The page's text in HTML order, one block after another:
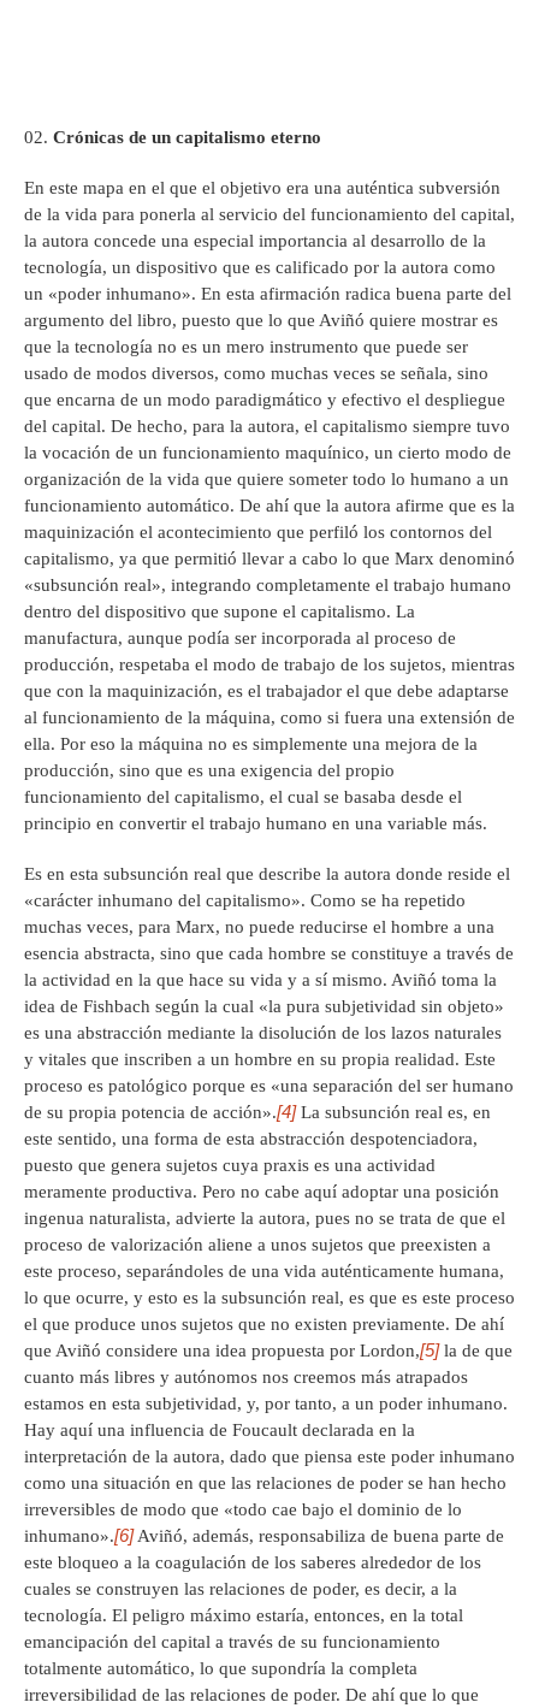
Crónicas de un capitalismo eterno
En este mapa en el que el objetivo era una auténtica subversión
de la vida para ponerla al servicio del funcionamiento del capital,
la autora concede una especial importancia al desarrollo de la
tecnología, un dispositivo que es calificado por la autora como
un «poder inhumano». En esta afirmación radica buena parte del
argumento del libro, puesto que lo que Aviñó quiere mostrar es
que la tecnología no es un mero instrumento que puede ser
usado de modos diversos, como muchas veces se señala, sino
que encarna de un modo paradigmático y efectivo el despliegue
del capital. De hecho, para la autora, el capitalismo siempre tuvo
la vocación de un funcionamiento maquínico, un cierto modo de
organización de la vida que quiere someter todo lo humano a un
funcionamiento automático. De ahí que la autora afirme que es la
maquinización el acontecimiento que perfiló los contornos del
capitalismo, ya que permitió llevar a cabo lo que Marx denominó
«subsunción real», integrando completamente el trabajo humano
dentro del dispositivo que supone el capitalismo. La
manufactura, aunque podía ser incorporada al proceso de
producción, respetaba el modo de trabajo de los sujetos, mientras
que con la maquinización, es el trabajador el que debe adaptarse
al funcionamiento de la máquina, como si fuera una extensión de
ella. Por eso la máquina no es simplemente una mejora de la
producción, sino que es una exigencia del propio
funcionamiento del capitalismo, el cual se basaba desde el
principio en convertir el trabajo humano en una variable más.
Es en esta subsunción real que describe la autora donde reside el
«carácter inhumano del capitalismo». Como se ha repetido
muchas veces, para Marx, no puede reducirse el hombre a una
esencia abstracta, sino que cada hombre se constituye a través de
la actividad en la que hace su vida y a sí mismo. Aviñó toma la
idea de Fishbach según la cual «la pura subjetividad sin objeto»
es una abstracción mediante la disolución de los lazos naturales
y vitales que inscriben a un hombre en su propia realidad. Este
proceso es patológico porque es «una separación del ser humano
de su propia potencia de acción».[4]La subsunción real es, en
este sentido, una forma de esta abstracción despotenciadora,
puesto que genera sujetos cuya praxis es una actividad
meramente productiva. Pero no cabe aquí adoptar una posición
ingenua naturalista, advierte la autora, pues no se trata de que el
proceso de valorización aliene a unos sujetos que preexisten a
este proceso, separándoles de una vida auténticamente humana,
lo que ocurre, y esto es la subsunción real, es que es este proceso
el que produce unos sujetos que no existen previamente. De ahí
que Aviñó considere una idea propuesta por Lordon,[5]la de que
cuanto más libres y autónomos nos creemos más atrapados
estamos en esta subjetividad, y, por tanto, a un poder inhumano.
Hay aquí una influencia de Foucault declarada en la
interpretación de la autora, dado que piensa este poder inhumano
como una situación en que las relaciones de poder se han hecho
irreversibles de modo que «todo cae bajo el dominio de lo
inhumano».[6]Aviñó, además, responsabiliza de buena parte de
este bloqueo a la coagulación de los saberes alrededor de los
cuales se construyen las relaciones de poder, es decir, a la
tecnología. El peligro máximo estaría, entonces, en la total
emancipación del capital a través de su funcionamiento
totalmente automático, lo que supondría la completa
irreversibilidad de las relaciones de poder. De ahí que lo que